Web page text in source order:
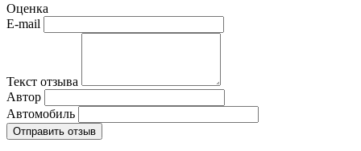
Оценка
E-mail
Текст отзыва
Автор
Автомобиль
Отправить отзыв